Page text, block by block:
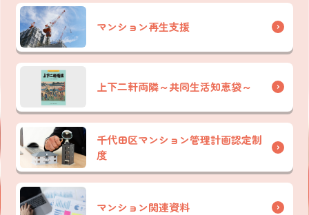
マンション再生支援
上下二軒両隣～共同生活知恵袋～
千代田区マンション管理計画認定制
度
マンション関連資料